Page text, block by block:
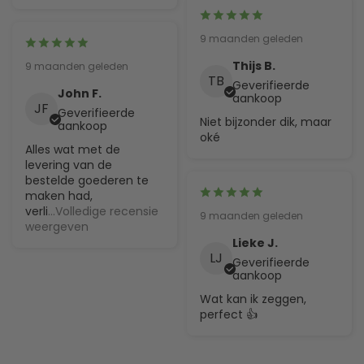
9 maanden geleden
TB
Thijs B.
Geverifieerde
aankoop
Niet bijzonder dik, maar
oké
9 maanden geleden
JF
John F.
Geverifieerde
aankoop
Alles wat met de
levering van de
bestelde goederen te
maken had,
verli...Volledige recensie
weergeven
9 maanden geleden
LJ
Lieke J.
Geverifieerde
aankoop
Wat kan ik zeggen,
perfect 👍